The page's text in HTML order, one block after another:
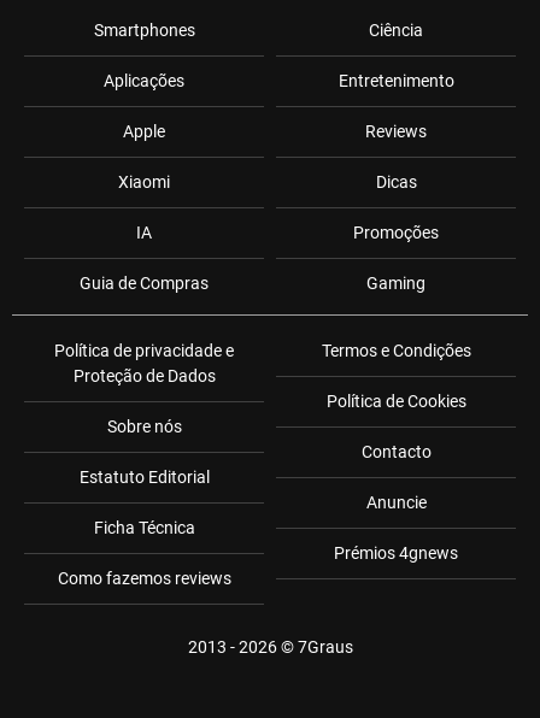
Smartphones
Aplicações
Apple
Xiaomi
IA
Guia de Compras
Ciência
Entretenimento
Reviews
Dicas
Promoções
Gaming
Política de privacidade e
Proteção de Dados
Sobre nós
Estatuto Editorial
Ficha Técnica
Como fazemos reviews
Termos e Condições
Política de Cookies
Contacto
Anuncie
Prémios 4gnews
2013 - 2026 ©7Graus